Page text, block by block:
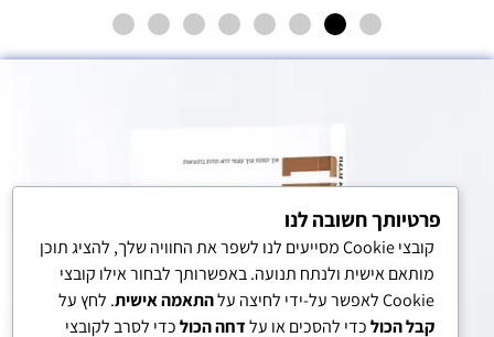
פרטיותך חשובה לנו
קובצי Cookie מסייעים לנו לשפר את החוויה שלך, להציג תוכן
מותאם אישית ולנתח תנועה. באפשרותך לבחור אילו קובצי
Cookie לאפשר על-ידי לחיצה על
התאמה אישית. לחץ על
קבל הכולכדי להסכים או עלדחה הכולכדי לסרב לקובצי